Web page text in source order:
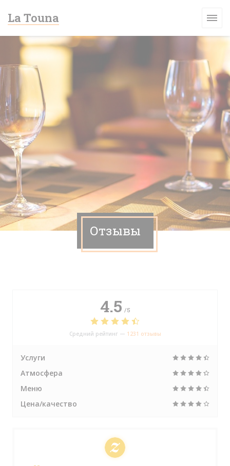
La Touna
Отзывы
4.5 /5
Средний рейтинг — 1231 отзывы
Услуги
Атмосфера
Меню
Цена/качество